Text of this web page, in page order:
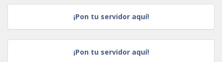
¡Pon tu servidor aquí!
¡Pon tu servidor aquí!